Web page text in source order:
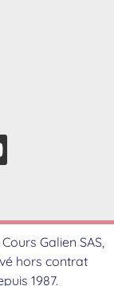
Galien SAS,
hors contrat
1987.